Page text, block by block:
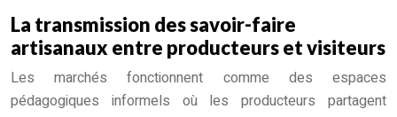
La transmission des savoir-faire
artisanaux entre producteurs et visiteurs
Les marchés fonctionnent comme des espaces
pédagogiques informels où les producteurs partagent